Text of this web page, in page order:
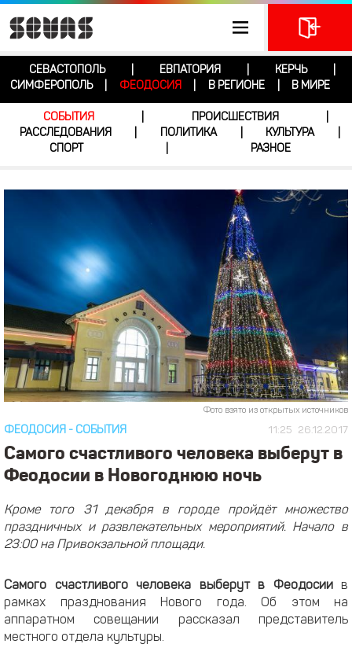
СЕВАСТОПОЛЬ ЕВПАТОРИЯ КЕРЧЬ
СИМФЕРОПОЛЬ
ФЕОДОСИЯ В РЕГИОНЕ В МИРЕ
СОБЫТИЯ ПРОИСШЕСТВИЯ
РАССЛЕДОВАНИЯ
ПОЛИТИКА КУЛЬТУРА
СПОРТ
РАЗНОЕ
Фото взято из открытых источников
11:25 26.12.2017
ФЕОДОСИЯ - СОБЫТИЯ
Самого счастливого человека выберут в
Феодосии в Новогоднюю ночь
Кроме того 31 декабря в городе пройдёт множество
праздничных и развлекательных мероприятий. Начало в
23:00 на Привокзальной площади.
Самого счастливого человека выберут в Феодосиив
рамках празднования Нового года. Об этом на
аппаратном совещании рассказал представитель
местного отдела культуры.